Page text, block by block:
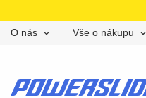
O nás Vše o nákupu